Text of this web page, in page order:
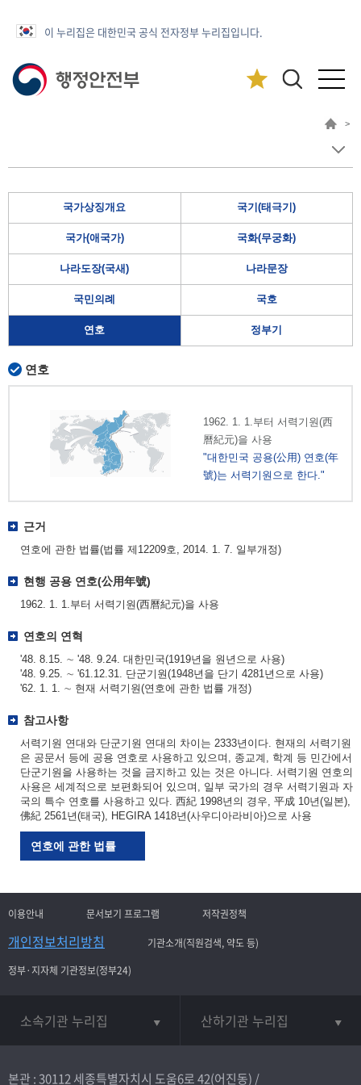
이 누리집은 대한민국 공식 전자정부 누리집입니다.
>
국가상징개요 국기(태극기)
국가(애국가) 국화(무궁화)
나라도장(국새) 나라문장
국민의례 국호
연호 정부기
연호
1962. 1. 1.부터 서력기원(西
曆紀元)을 사용
"대한민국 공용(公用) 연호(年
號)는 서력기원으로 한다."
근거
연호에 관한 법률(법률 제12209호, 2014. 1. 7. 일부개정)
현행 공용 연호(公用年號)
1962. 1. 1.부터 서력기원(西曆紀元)을 사용
연호의 연혁
'48. 8.15. ∼ '48. 9.24. 대한민국(1919년을 원년으로 사용)
'48. 9.25. ∼ '61.12.31. 단군기원(1948년을 단기 4281년으로 사용)
'62. 1. 1. ∼ 현재 서력기원(연호에 관한 법률 개정)
참고사항
서력기원 연대와 단군기원 연대의 차이는 2333년이다. 현재의 서력기원
은 공문서 등에 공용 연호로 사용하고 있으며, 종교계, 학계 등 민간에서
단군기원을 사용하는 것을 금지하고 있는 것은 아니다. 서력기원 연호의
사용은 세계적으로 보편화되어 있으며, 일부 국가의 경우 서력기원과 자
국의 특수 연호를 사용하고 있다. 西紀 1998년의 경우, 平成 10년(일본),
佛紀 2561년(태국), HEGIRA 1418년(사우디아라비아)으로 사용
연호에 관한 법률
이용안내 문서보기 프로그램 저작권정책
개인정보처리방침
기관소개(직원검색, 약도 등)
정부·지자체 기관정보(정부24)
소속기관 누리집 산하기관 누리집
본관 : 30112 세종특별자치시 도움6로 42(어진동) /